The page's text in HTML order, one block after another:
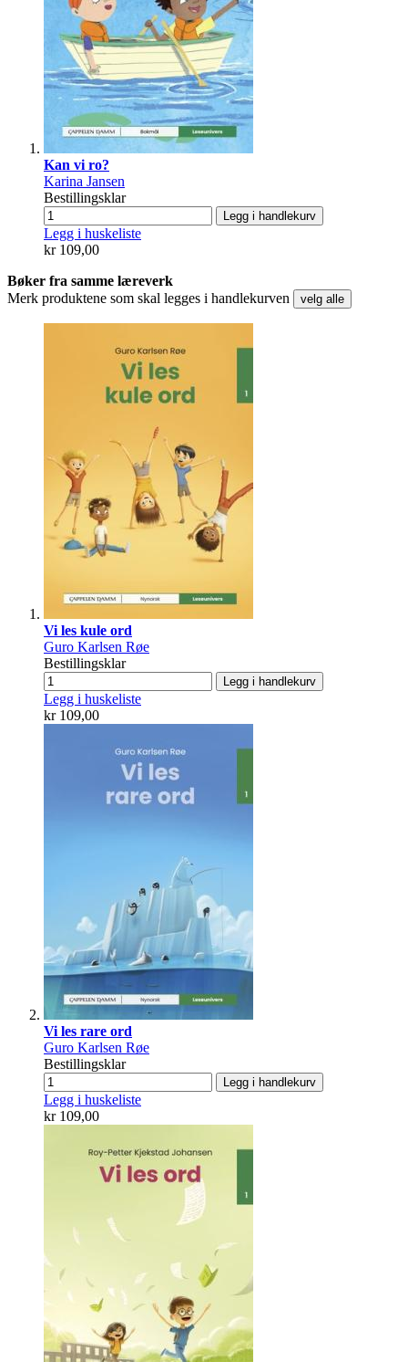
Kan vi ro?
Karina Jansen
Bestillingsklar
Legg i handlekurv
Legg i huskeliste
kr 109,00
Bøker fra samme læreverk
Merk produktene som skal legges i handlekurven
velg alle
Vi les kule ord
Guro Karlsen Røe
Bestillingsklar
Legg i handlekurv
Legg i huskeliste
kr 109,00
Vi les rare ord
Guro Karlsen Røe
Bestillingsklar
Legg i handlekurv
Legg i huskeliste
kr 109,00